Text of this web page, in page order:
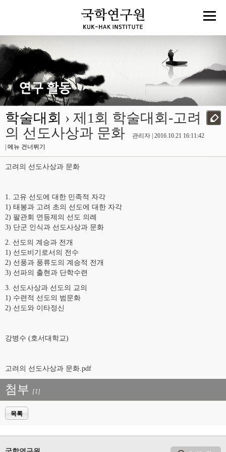
학술대회 › 제1회 학술대회-고려
의 선도사상과 문화
관리자 | 2016.10.21 16:11:42
메뉴 건너뛰기
고려의 선도사상과 문화
1. 고유 선도에 대한 민족적 자각
1) 태봉과 고려 초의 선도에 대한 자각
2) 팔관회 연등제의 선도 의례
3) 단군 인식과 선도사상과 문화
2. 선도의 계승과 전개
1) 선도비기로서의 전수
2) 선풍과 풍류도의 계승적 전개
3) 선파의 출현과 단학수련
3. 선도사상과 선도의 교의
1) 수련적 선도의 범문화
2) 선도와 이타정신
강병수 (호서대학교)
고려의 선도사상과 문화.pdf
첨부 [1]
목록